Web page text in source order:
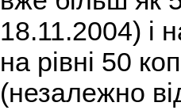
18.11.2004) і
на рівні 50
(незалежно